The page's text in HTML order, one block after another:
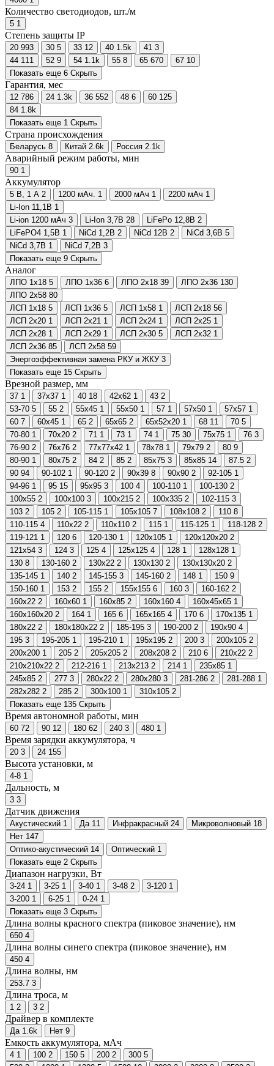
Количество светодиодов, шт./м
5 1
Степень защиты IP
20 993 30 5 33 12 40 1.5k 41 3
44 111 52 9 54 1.1 k 55 8 65 670 67 10
Показать еще 6 Скрыть
Гарантия, мес
12 786 24 1.3k 36 552 48 6 60 125
84 1.8k
Показать еще 1 Скрыть
Страна происхождения
Беларусь 8 Китай 2.6k Россия 2.1 k
Аварийный режим работы, мин
90 1
Аккумулятор
5 В, 1 А 2 1200 мАч. 1 2000 мАч 1 2200 мАч 1
Li-Ion 11,1В 1
Li-ion 1200 мАч 3 Li-Ion 3,7В 28 LiFePo 12,8В 2
LiFePO4 1,5В 1 NiCd 1,2В 2 NiCd 12В 2 NiCd 3,6В 5
NiCd 3,7В 1 NiCd 7,2В 3
Показать еще 9 Скрыть
Аналог
ЛПО 1х18 5 ЛПО 1х36 6 ЛПО 2х18 39 ЛПО 2х36 130
ЛПО 2х58 80
ЛСП 1х18 5 ЛСП 1х36 5 ЛСП 1х58 1 ЛСП 2х18 56
ЛСП 2х20 1 ЛСП 2х21 1 ЛСП 2х24 1 ЛСП 2х25 1
ЛСП 2х28 1 ЛСП 2х29 1 ЛСП 2х30 5 ЛСП 2х32 1
ЛСП 2х36 85 ЛСП 2х58 59
Энергоэффективная замена РКУ и ЖКУ 3
Показать еще 15 Скрыть
Врезной размер, мм
37 1 37х37 1 40 18 42х62 1 43 2
53-70 5 55 2 55х45 1 55х50 1 57 1 57х50 1 57х57 1
60 7 60х45 1 65 2 65х65 2 65х52х20 1 68 11 70 5
70-80 1 70х20 2 71 1 73 1 74 1 75 30 75х75 1 76 3
76-90 2 76х76 2 77х77х42 1 78х78 1 79х79 2 80 9
80-90 1 80х75 2 84 2 85 2 85х75 3 85х85 14 87.5 2
90 94 90-102 1 90-120 2 90х39 8 90х90 2 92-105 1
94-96 1 95 15 95х95 3 100 4 100-110 1 100-130 2
100х55 2 100х100 3 100х215 2 100х335 2 102-115 3
103 2 105 2 105-115 1 105х105 7 108х108 2 110 8
110-115 4 110х22 2 110х110 2 115 1 115-125 1 118-128 2
119-121 1 120 6 120-130 1 120х105 1 120х120х20 2
121х54 3 124 3 125 4 125х125 4 128 1 128х128 1
130 8 130-160 2 130х22 2 130х130 2 130х130х20 2
135-145 1 140 2 145-155 3 145-160 2 148 1 150 9
150-160 1 153 2 155 2 155х155 6 160 3 160-162 2
160х22 2 160х60 1 160х85 2 160х160 4 160х45х65 1
160х160х20 2 164 1 165 6 165х165 4 170 6 170х135 1
180х22 2 180х180х22 2 185-195 3 190-200 2 190х90 4
195 3 195-205 1 195-210 1 195х195 2 200 3 200х105 2
200х200 1 205 2 205х205 2 208х208 2 210 6 210х22 2
210х210х22 2 212-216 1 213х213 2 214 1 235х85 1
245х85 2 277 3 280х22 2 280х280 3 281-286 2 281-288 1
282х282 2 285 2 300х100 1 310х105 2
Показать еще 135 Скрыть
Время автономной работы, мин
60 72 90 12 180 62 240 3 480 1
Время зарядки аккумулятора, ч
20 3 24 155
Высота установки, м
4-8 1
Дальность, м
3 3
Датчик движения
Акустический 1 Да 11 Инфракрасный 24 Микроволновый 18
Нет 147
Оптико-акустический 14 Оптический 1
Показать еще 2 Скрыть
Диапазон нагрузки, Вт
3-24 1 3-25 1 3-40 1 3-48 2 3-120 1
3-200 1 6-25 1 0-24 1
Показать еще 3 Скрыть
Длина волны красного спектра (пиковое значение), нм
650 4
Длина волны синего спектра (пиковое значение), нм
450 4
Длина волны, нм
253.7 3
Длина троса, м
1 2 3 2
Драйвер в комплекте
Да 1.6k Нет 9
Емкость аккумулятора, мАч
4 1 100 2 150 5 200 2 300 5